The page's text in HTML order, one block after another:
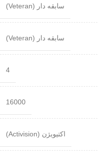
سابقه دار (Veteran)
سابقه دار (Veteran)
4
16000
اکتیویژن (Activision)